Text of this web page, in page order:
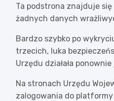
Ta podstrona znajduje
żadnych danych
Bardzo szybko po
trzecich, luka
Urzędu działała
Na stronach Urzędu
zalogowania do platformy